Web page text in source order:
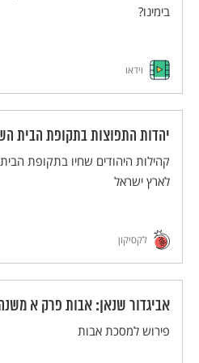
בימינו?
וידאו
יהדות התפוצות בתקופת הבית
קהילות היהודים שחיו בתקופת
לארץ ישראל
לקסיקון
אביגדור שנאן: אבות פרק א
פירוש למסכת אבות